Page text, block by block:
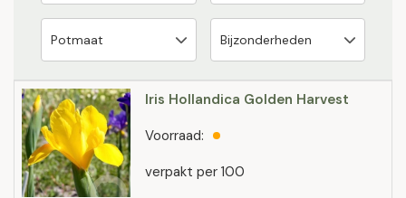
Iris Hollandica Golden Harvest
verpakt per 100
Voorraad: